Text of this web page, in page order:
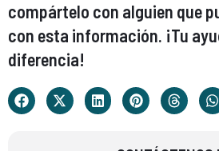
compártelo con alguien que
con esta información. ¡Tu
diferencia!